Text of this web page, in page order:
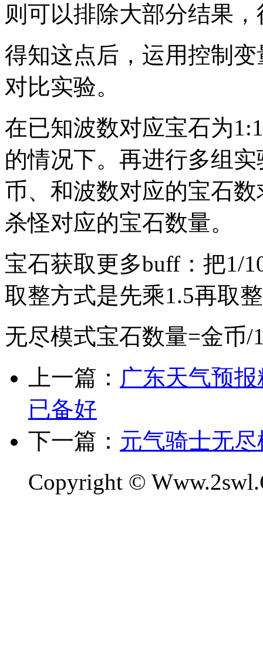
则可以排除大部分结果
得知这点后，运用控制
对比实验。
在已知波数对应宝石为
的情况下。再进行多组
币、和波数对应的宝石
杀怪对应的宝石数量。
宝石获取更多buff：把1/
取整方式是先乘1.5再取
无尽模式宝石数量=金币/
上一篇： 广东天气预
已备好
下一篇： 元气骑士无
Copyright ©